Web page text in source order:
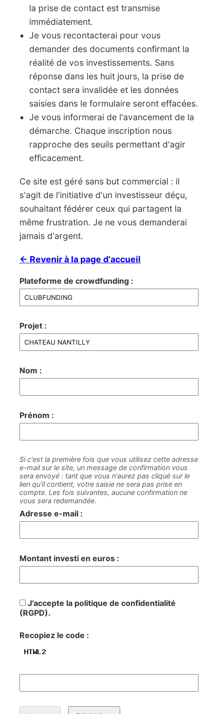
la prise de contact est transmise
immédiatement.
Je vous recontacterai pour vous
demander des documents confirmant la
réalité de vos investissements. Sans
réponse dans les huit jours, la prise de
contact sera invalidée et les données
saisies dans le formulaire seront effacées.
Je vous informerai de l'avancement de la
démarche. Chaque inscription nous
rapproche des seuils permettant d'agir
efficacement.
Ce site est géré sans but commercial : il
s'agit de l'initiative d'un investisseur déçu,
souhaitant fédérer ceux qui partagent la
même frustration. Je ne vous demanderai
jamais d'argent.
← Revenir à la page d'accueil
Plateforme de crowdfunding :
Projet :
Nom :
Prénom :
Si c'est la première fois que vous utilisez cette adresse
e-mail sur le site, un message de confirmation vous
sera envoyé : tant que vous n'aurez pas cliqué sur le
lien qu'il contient, votre saisie ne sera pas prise en
compte. Les fois suivantes, aucune confirmation ne
vous sera redemandée.
Adresse e-mail :
Montant investi en euros :
J'accepte la politique de confidentialité
(RGPD).
Recopiez le code :